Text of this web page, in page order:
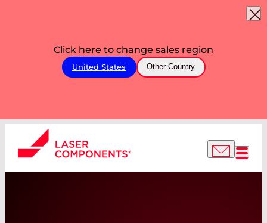
Click here to change sales region
United States Other Country